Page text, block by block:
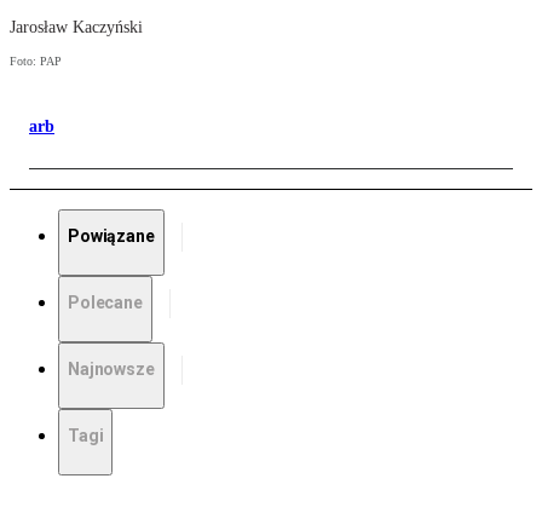
Jarosław Kaczyński
Foto: PAP
arb
Powiązane
Polecane
Najnowsze
Tagi